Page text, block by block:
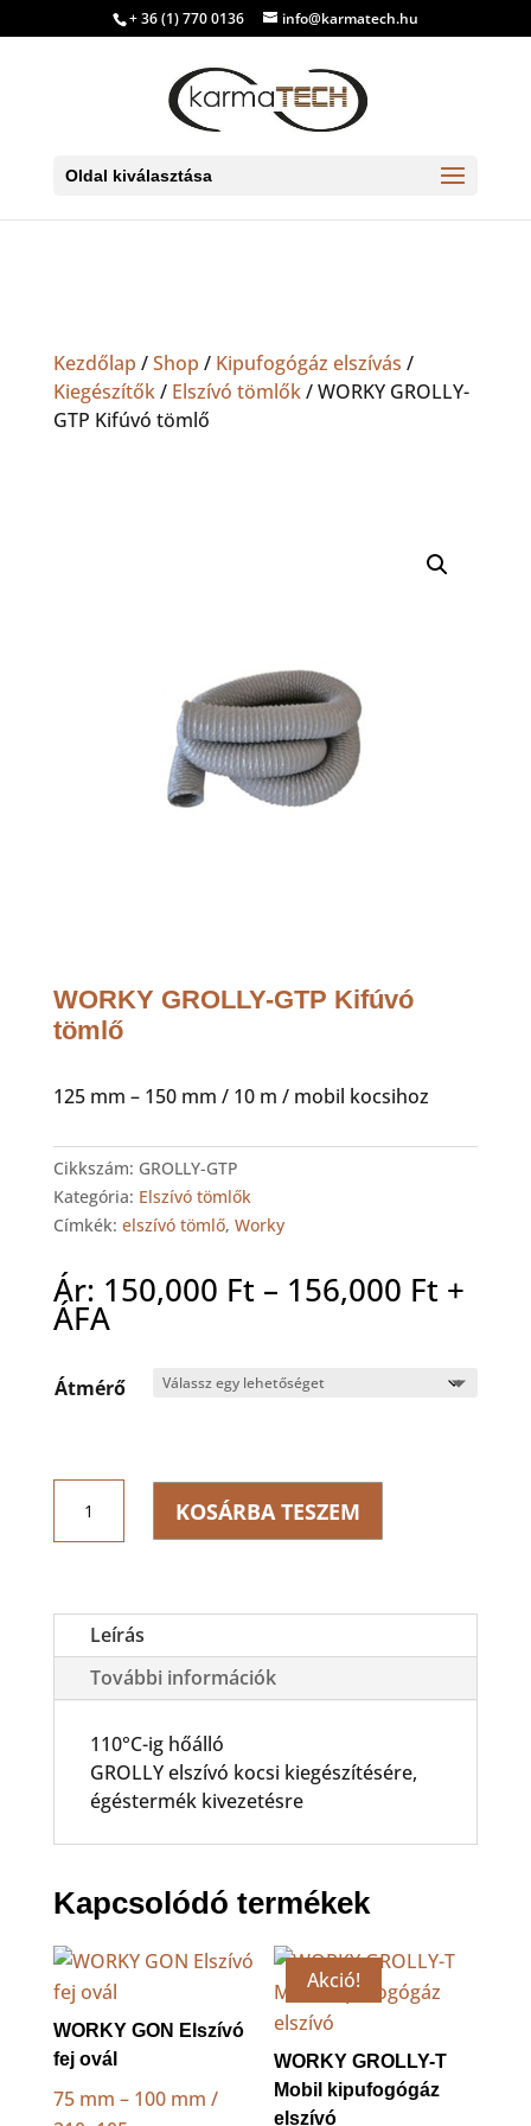
+ 36 (1) 770 0136 info@karmatech.hu
Oldal kiválasztása
Kezdőlap /Shop / Kipufogógáz elszívás /
Kiegészítők/ Elszívó tömlők/ WORKY GROLLY-
GTP Kifúvó tömlő
WORKY GROLLY-GTP Kifúvó
tömlő
125 mm – 150 mm / 10 m / mobil kocsihoz
Cikkszám: GROLLY-GTP
Kategória: Elszívó tömlők
Címkék: elszívó tömlő, Worky
Ár: 150,000 Ft – 156,000 Ft +
ÁFA
Átmérő
GROLLY-
GTP
mennyiség
KOSÁRBA TESZEM
Leírás
További információk
110°C-ig hőálló
GROLLY elszívó kocsi kiegészítésére,
égéstermék kivezetésre
Kapcsolódó termékek
WORKY GON Elszívó
fej ovál
75 mm – 100 mm /
Akció!
WORKY GROLLY-T
Mobil kipufogógáz
elszívó